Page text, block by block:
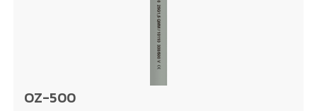
OZ-500